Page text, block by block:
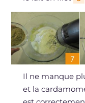
Il ne manque
et la